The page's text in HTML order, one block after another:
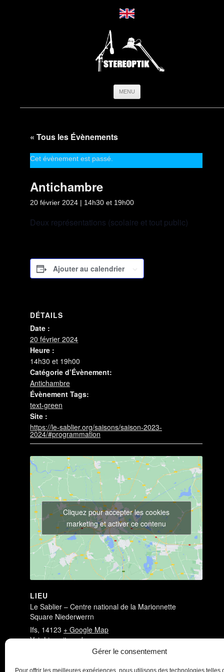
Gérer le consentement
Pour offrir les meilleures expériences, nous utilisons des technologies telles
MENU
« Tous les Évènements
Cet évènement est passé.
Antichambre
20 février 2024 | 14h30 et 19h00
Deux représentations (scolaire et tout public)
Ajouter au calendrier
DÉTAILS
Date :
20 février 2024
Heure :
14h30 et 19h00
Catégorie d’Évènement:
Antichambre
Évènement Tags:
text-green
Site :
https://le-sablier.org/saisons/saison-2023-
2024/#programmation
LIEU
Le Sablier – Centre national de la Marionnette
Square Niederwerrn
Ifs, 14123 + Google Map
Voir Lieu site web
Cliquez pour accepter les cookies
marketing et activer ce contenu